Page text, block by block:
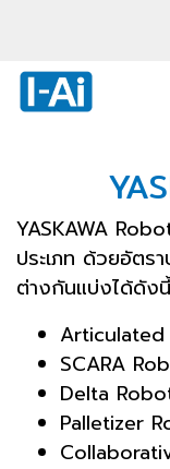
YASKAWA
ประเภท ด้วยอัตร
ต่างกันแบ่งได้ดังนี้
SCARA
Delta
Palletizer